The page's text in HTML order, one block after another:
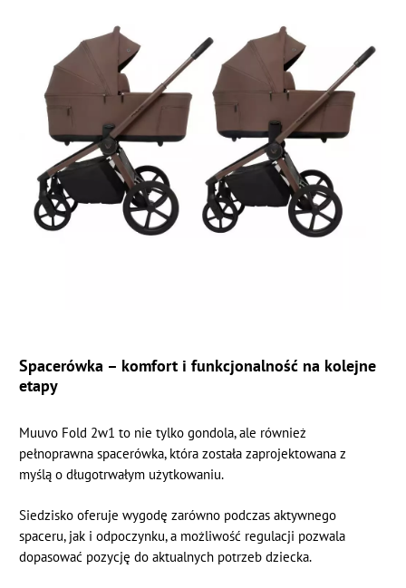
Spacerówka – komfort i funkcjonalność na kolejne
etapy
Muuvo Fold 2w1 to nie tylko gondola, ale również
pełnoprawna spacerówka, która została zaprojektowana z
myślą o długotrwałym użytkowaniu.
Siedzisko oferuje wygodę zarówno podczas aktywnego
spaceru, jak i odpoczynku, a możliwość regulacji pozwala
dopasować pozycję do aktualnych potrzeb dziecka.